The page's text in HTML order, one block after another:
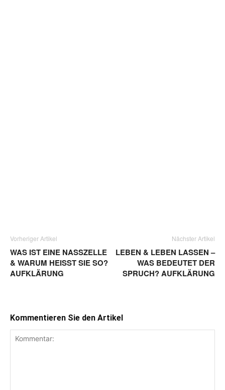
Vorheriger Artikel
WAS IST EINE NASSZELLE
& WARUM HEISST SIE SO? A
UFKLÄRUNG
Nächster Artikel
LEBEN & LEBEN LASSEN –
WAS BEDEUTET DER
SPRUCH? AUFKLÄRUNG
Kommentieren Sie den Artikel